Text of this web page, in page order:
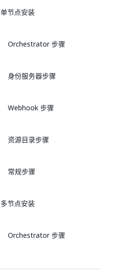
单节点安装
Orchestrator 步骤
身份服务器步骤
Webhook 步骤
资源目录步骤
常规步骤
多节点安装
Orchestrator 步骤
身份服务器步骤